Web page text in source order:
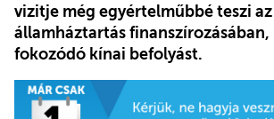
vizitje még egyértelműbbé teszi
államháztartás finanszírozásában,
fokozódó kínai befolyást.